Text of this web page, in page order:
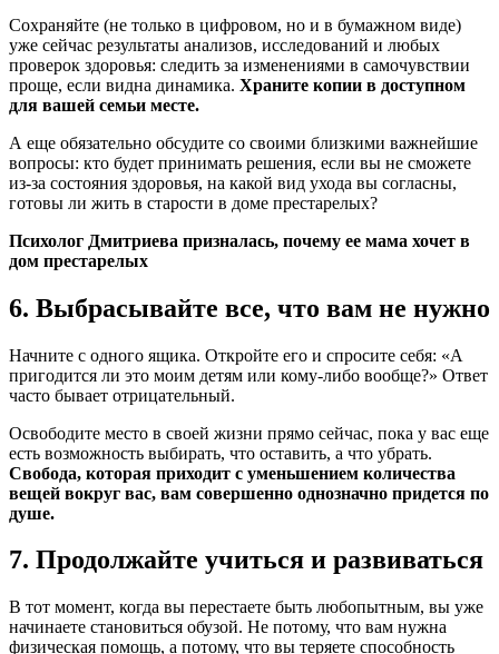
Сохраняйте (не только в цифровом, но и в бумажном виде)
уже сейчас результаты анализов, исследований и любых
проверок здоровья: следить за изменениями в самочувствии
проще, если видна динамика. Храните копии в доступном
для вашей семьи месте.
А еще обязательно обсудите со своими близкими важнейшие
вопросы: кто будет принимать решения, если вы не сможете
из-за состояния здоровья, на какой вид ухода вы согласны,
готовы ли жить в старости в доме престарелых?
Психолог Дмитриева призналась, почему ее мама хочет в
дом престарелых
6. Выбрасывайте все, что вам не нужно
Начните с одного ящика. Откройте его и спросите себя: «А
пригодится ли это моим детям или кому-либо вообще?» Ответ
часто бывает отрицательный.
Освободите место в своей жизни прямо сейчас, пока у вас еще
есть возможность выбирать, что оставить, а что убрать.
Свобода, которая приходит с уменьшением количества
вещей вокруг вас, вам совершенно однозначно придется по
душе.
7. Продолжайте учиться и развиваться
В тот момент, когда вы перестаете быть любопытным, вы уже
начинаете становиться обузой. Не потому, что вам нужна
физическая помощь, а потому, что вы теряете способность